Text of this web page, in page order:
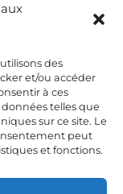
des
et/ou accéder
à ces
telles que
sur ce site. Le
peut
et fonctions.